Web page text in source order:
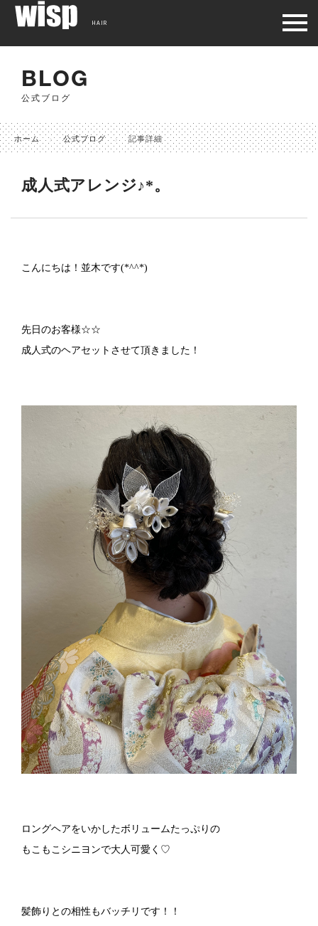
BLOG
公式ブログ
ホーム 公式ブログ 記事詳細
成人式アレンジ♪*。
こんにちは！並木です(*^^*)
先日のお客様☆☆
成人式のヘアセットさせて頂きました！
ロングヘアをいかしたボリュームたっぷりの
もこもこシニヨンで大人可愛く♡
髪飾りとの相性もバッチリです！！
HAIR